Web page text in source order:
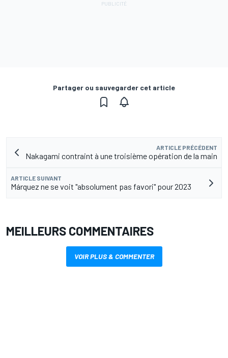
Partager ou sauvegarder cet article
ARTICLE PRÉCÉDENT
Nakagami contraint à une troisième opération de la main
ARTICLE SUIVANT
Márquez ne se voit "absolument pas favori" pour 2023
MEILLEURS COMMENTAIRES
VOIR PLUS & COMMENTER